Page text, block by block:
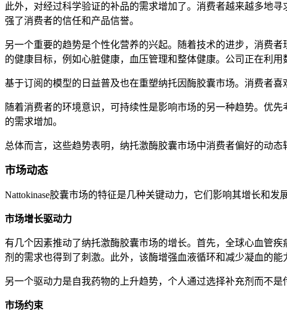
此外，对经过科学验证的补品的需求增加了。消费者越来越多地
强了消费者的信任和产品信誉。
另一个重要的趋势是个性化营养的兴起。随着技术的进步，消费
的健康目标，例如心脏健康，血压管理和整体健康。公司正在利
基于订阅的模型的日益普及也在重塑纳托因酶胶囊市场。消费者
随着消费者的环境意识，可持续性是影响市场的另一种趋势。优
的需求增加。
总体而言，这些趋势表明，纳托激酶胶囊市场中消费者偏好的动
市场动态
Nattokinase胶囊市场的特征是几种关键动力，它们影响其增长和
市场增长驱动力
有几个因素推动了纳托激酶胶囊市场的增长。首先，全球心血管
剂的需求也得到了刺激。此外，该酶增强血液循环和减少凝血的能
另一个驱动力是自我药物的上升趋势，个人通过选择补充剂而不
市场约束